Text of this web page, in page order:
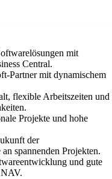
mit
Central.
Partner mit dynamischem
flexible Arbeitszeiten und
Projekte und hohe
der
spannenden Projekten.
und gute